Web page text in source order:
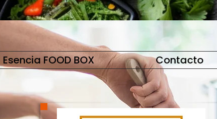
Esencia FOOD BOX Contacto